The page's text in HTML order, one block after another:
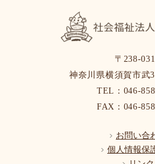
〒238-
神奈川県横須賀市武
TEL：046-
FAX：046-
お問い合
個人情報保